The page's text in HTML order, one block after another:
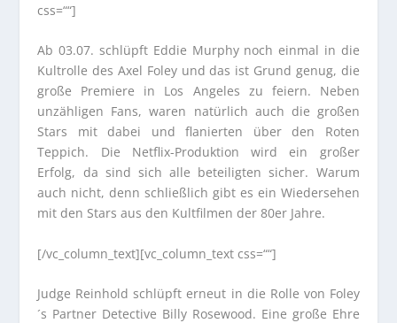
css=““]
Ab 03.07. schlüpft Eddie Murphy noch einmal in die
Kultrolle des Axel Foley und das ist Grund genug, die
große Premiere in Los Angeles zu feiern. Neben
unzähligen Fans, waren natürlich auch die großen
Stars mit dabei und flanierten über den Roten
Teppich. Die Netflix-Produktion wird ein großer
Erfolg, da sind sich alle beteiligten sicher. Warum
auch nicht, denn schließlich gibt es ein Wiedersehen
mit den Stars aus den Kultfilmen der 80er Jahre.
[/vc_column_text][vc_column_text css=““]
Judge Reinhold schlüpft erneut in die Rolle von Foley
´s Partner Detective Billy Rosewood. Eine große Ehre